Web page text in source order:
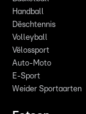
Handball
Dëschtennis
Volleyball
Vëlossport
Auto-Moto
E-Sport
Weider Sportaarten